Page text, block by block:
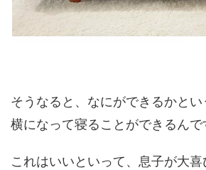
そうなると、なにができるかと
横になって寝ることができるんで
これはいいといって、息子が大喜